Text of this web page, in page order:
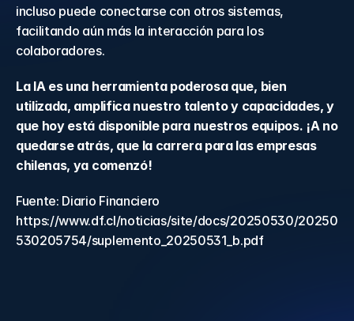
incluso puede conectarse con otros sistemas,
facilitando aún más la interacción para los
colaboradores.
La IA es una herramienta poderosa que, bien
utilizada, amplifica nuestro talento y capacidades, y
que hoy está disponible para nuestros equipos. ¡A no
quedarse atrás, que la carrera para las empresas
chilenas, ya comenzó!
Fuente: Diario Financiero
https://www.df.cl/noticias/site/docs/20250530/20250
530205754/suplemento_20250531_b.pdf